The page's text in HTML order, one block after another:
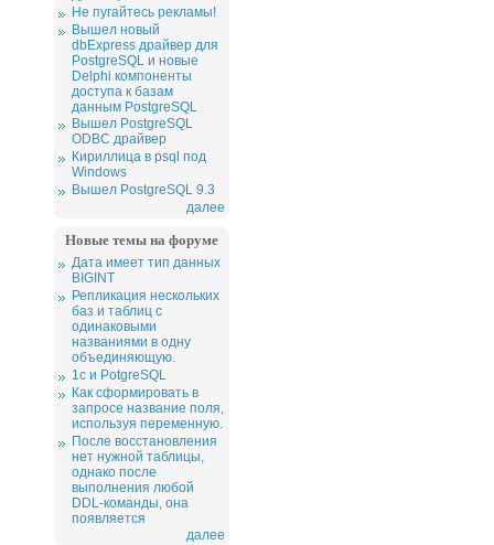
Не пугайтесь рекламы!
Вышел новый
dbExpress драйвер для
PostgreSQL и новые
Delphi компоненты
доступа к базам
данным PostgreSQL
Вышел PostgreSQL
ODBC драйвер
Кириллица в psql под
Windows
Вышел PostgreSQL 9.3
далее
Новые темы на форуме
Дата имеет тип данных
BIGINT
Репликация нескольких
баз и таблиц с
одинаковыми
названиями в одну
объединяющую.
1c и PotgreSQL
Как сформировать в
запросе название поля,
используя переменную.
После восстановления
нет нужной таблицы,
однако после
выполнения любой
DDL-команды, она
появляется
далее